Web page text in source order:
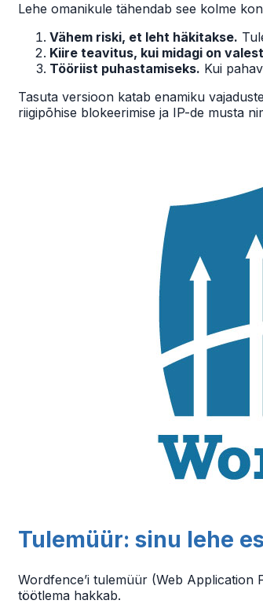
Lehe omanikule tähendab see kolme
Vähem riski, et leht häkitakse.
Kiire teavitus, kui midagi on
Tööriist puhastamiseks. Kui
Tasuta versioon katab enamiku
riigipõhise blokeerimise ja IP-de musta
Tulemüür: sinu lehe
Wordfence’i tulemüür (Web
töötlema hakkab.